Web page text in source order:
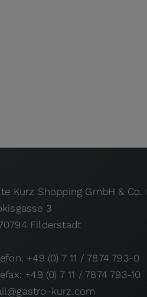
Kurz Shopping GmbH & Co.
3
Filderstadt
+49 (0) 7 11 / 7874 793-0
+49 (0) 7 11 / 7874 793-10
kurz.com